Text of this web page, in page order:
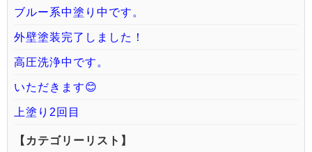
ブルー系中塗り中です。
外壁塗装完了しました！
高圧洗浄中です。
いただきます😊
上塗り2回目
【カテゴリーリスト】